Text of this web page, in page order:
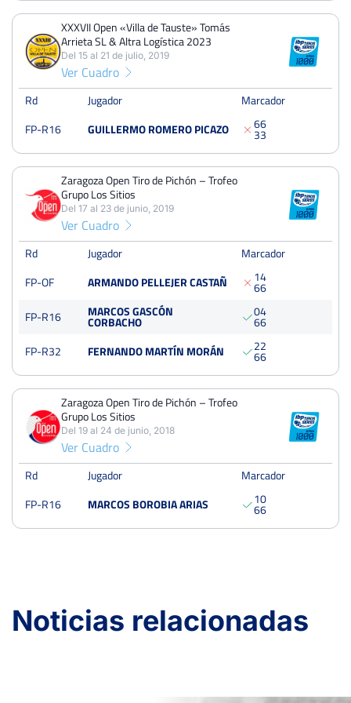
Dura
XXXVII Open «Villa de Tauste» Tomás Arrieta SL & Altra
Logística 2023
Del 15 al 21 de julio, 2019
Dieciseisavos
Zaragoza Open Tiro de Pichón – Trofeo Grupo Los Sitios
Del 17 al 23 de junio, 2019
Octavos
batida
Zaragoza Open Tiro de Pichón – Trofeo Grupo Los Sitios
Octavos
XXXVII Open «Villa de Tauste» Tomás
Arrieta SL & Altra Logística 2023
Del 15 al 21 de julio, 2019
Ver Cuadro
Rd Jugador
Marcador
FP-R16
GUILLERMO ROMERO PICAZO 6
3
6
3
Zaragoza Open Tiro de Pichón – Trofeo
Grupo Los Sitios
Del 17 al 23 de junio, 2019
Ver Cuadro
Rd Jugador
Marcador
FP-OF
ARMANDO PELLEJER CASTAÑ 1
6
4
6
FP-R16
MARCOS GASCÓN
CORBACHO
0
6
4
6
FP-R32
FERNANDO MARTÍN MORÁN 2
6
2
6
Zaragoza Open Tiro de Pichón – Trofeo
Grupo Los Sitios
Del 19 al 24 de junio, 2018
Ver Cuadro
Rd Jugador
Marcador
FP-R16
MARCOS BOROBIA ARIAS 1
6
0
6
Noticias relacionadas